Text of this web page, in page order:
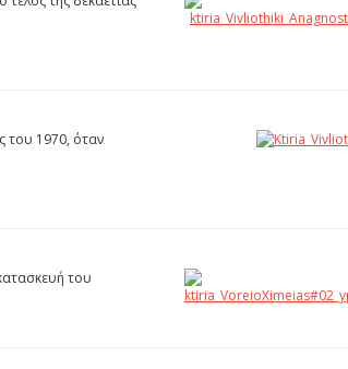
του 1970, όταν
του